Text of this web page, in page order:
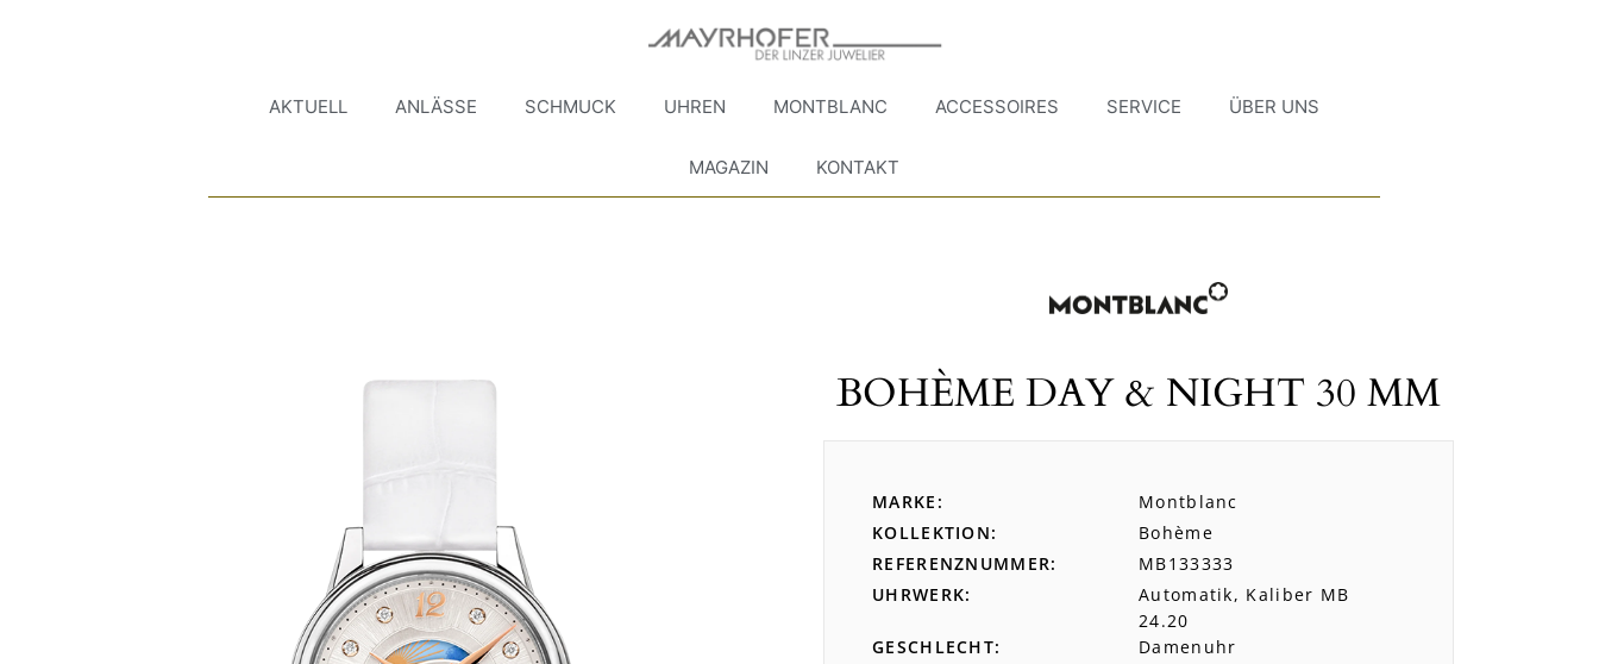
AKTUELL ANLÄSSE SCHMUCK UHREN MONTBLANC ACCESSOIRES SERVICE ÜBER UNS
MAGAZIN KONTAKT
BOHÈME DAY & NIGHT 30 MM
MARKE
Montblanc
KOLLEKTION
Bohème
REFERENZNUMMER
MB133333
UHRWERK
Automatik, Kaliber MB
24.20
GESCHLECHT
Damenuhr